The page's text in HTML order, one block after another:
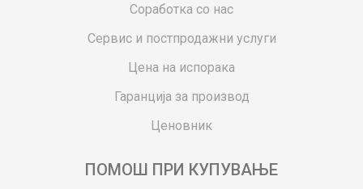
Соработка со нас
Сервис и постпродажни услуги
Цена на испорака
Гаранција за производ
Ценовник
ПОМОШ ПРИ КУПУВАЊЕ